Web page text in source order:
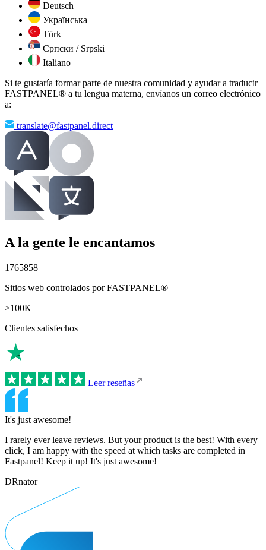
Deutsch
Українська
Türk
Српски / Srpski
Italiano
Si te gustaría formar parte de nuestra comunidad y ayudar a traducir
FASTPANEL® a tu lengua materna, envíanos un correo electrónico
a:
translate@fastpanel.direct
A la gente le encantamos
1765858
Sitios web controlados por FASTPANEL®
>100K
Clientes satisfechos
Leer reseñas
It's just awesome!
I rarely ever leave reviews. But your product is the best! With every
click, I am happy with the speed at which tasks are completed in
Fastpanel! Keep it up! It's just awesome!
DRnator